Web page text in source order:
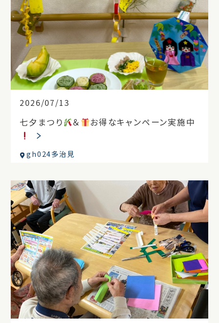
2026/07/13
七夕まつり ＆ お得なキャンペーン実施中
gh024多治見